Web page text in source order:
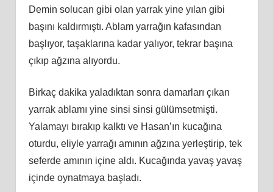
Demin solucan gibi olan yarrak yine yılan gibi
başını kaldırmıştı. Ablam yarrağın kafasından
başlıyor, taşaklarına kadar yalıyor, tekrar başına
çıkıp ağzına alıyordu.
Birkaç dakika yaladıktan sonra damarları çıkan
yarrak ablamı yine sinsi sinsi gülümsetmişti.
Yalamayı bırakıp kalktı ve Hasan’ın kucağına
oturdu, eliyle yarrağı amının ağzına yerleştirip, tek
seferde amının içine aldı. Kucağında yavaş yavaş
içinde oynatmaya başladı.